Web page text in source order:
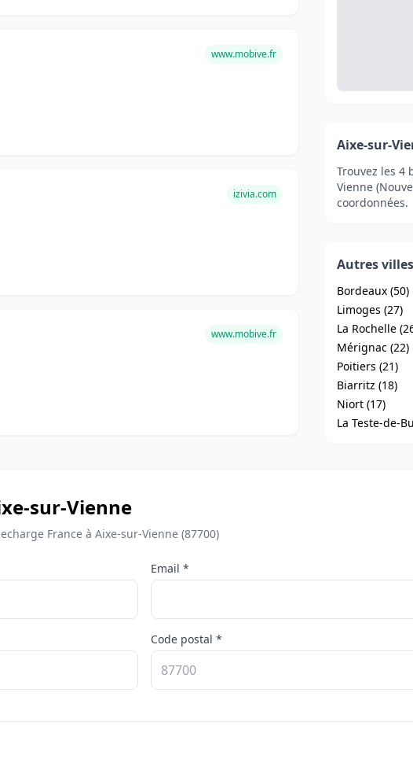
www.mobive.fr
izivia.com
www.mobive.fr
Aixe-sur-
Trouvez les 4
Vienne
coordonnées.
Autres
Bordeaux (50)
Limoges (27)
La Rochelle
Mérignac (22)
Poitiers (21)
Biarritz (18)
Niort (17)
La Teste-de-
sur-Vienne
France à Aixe-sur-Vienne (87700)
Email *
Code postal *